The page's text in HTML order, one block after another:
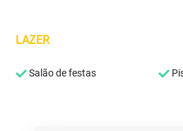
LAZER
Salão de festas